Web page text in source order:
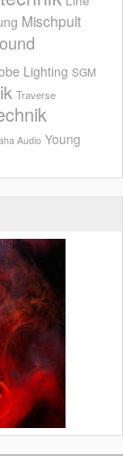
Mischpult
Lighting SGM
Traverse
Audio Young